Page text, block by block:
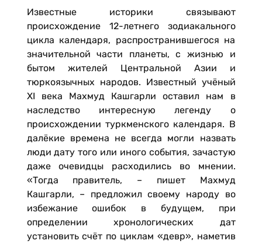
Известные историки связывают
происхождение 12-летнего зодиакального
цикла календаря, распространившегося на
значительной части планеты, с жизнью и
бытом жителей Центральной Азии и
тюркоязычных народов. Известный учёный
ХI века Махмуд Кашгарли оставил нам в
наследство интересную легенду о
происхождении туркменского календаря. В
далёкие времена не всегда могли назвать
люди дату того или иного события, зачастую
даже очевидцы расходились во мнении.
«Тогда правитель, – пишет Махмуд
Кашгарли, – предложил своему народу во
избежание ошибок в будущем, при
определении хронологических дат
установить счёт по циклам «девр», наметив